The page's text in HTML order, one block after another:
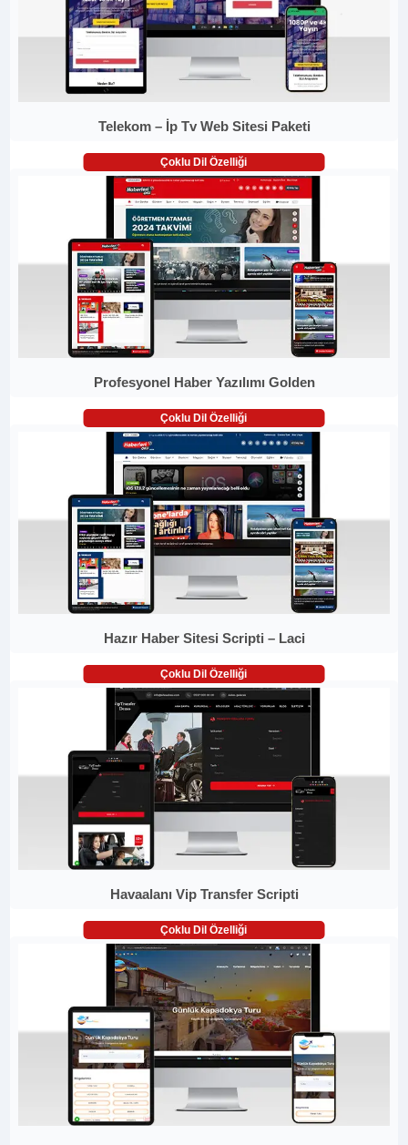
Telekom – İp Tv Web Sitesi Paketi
Çoklu Dil Özelliği
Profesyonel Haber Yazılımı Golden
Çoklu Dil Özelliği
Hazır Haber Sitesi Scripti – Laci
Çoklu Dil Özelliği
Havaalanı Vip Transfer Scripti
Çoklu Dil Özelliği